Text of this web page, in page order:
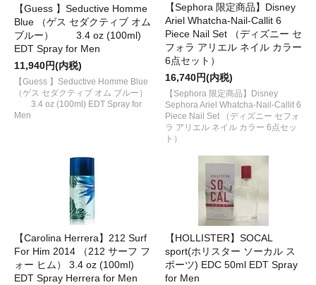
【Guess 】Seductive Homme
Blue （ゲス セダクティブ オム
ブルー） 3.4 oz (100ml)
EDT Spray for Men
11,940円(内税)
【Guess 】Seductive Homme Blue
（ゲス セダクティブ オム ブルー）
3.4 oz (100ml) EDT Spray for
Men
【Sephora 限定商品】Disney
Ariel Whatcha-Nail-Callit 6
Piece Nail Set （ディズニー セ
フォラ アリエル ネイル カラー
6点セット）
16,740円(内税)
【Sephora 限定商品】Disney
Sephora Ariel Whatcha-Nail-Callit 6
Piece Nail Set （ディズニー セフォ
ラ アリエル ネイル カラー 6点セッ
ト）
【Carolina Herrera】212 Surf
For Him 2014 （212 サーフ フ
ォー ヒム） 3.4 oz (100ml)
EDT Spray Herrera for Men
【HOLLISTER】SOCAL
sport(ホリスター ソーカル ス
ポーツ) EDC 50ml EDT Spray
for Men